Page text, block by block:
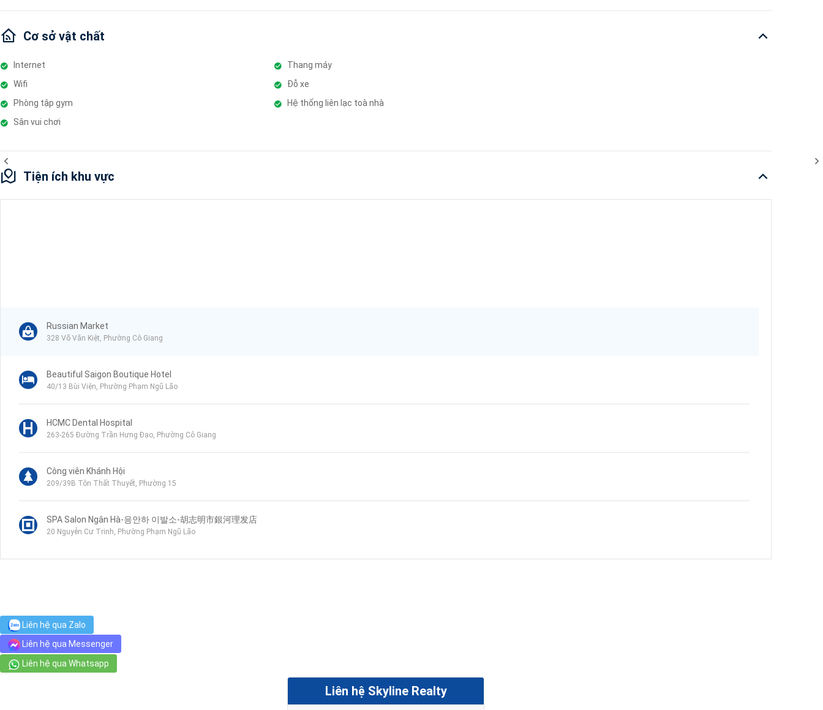
Cơ sở vật chất
Internet
Thang máy
Wifi
Đỗ xe
Phòng tập gym
Hệ thống liên lạc toà nhà
Sân vui chơi
Tiện ích khu vực
Russian Market
328 Võ Văn Kiệt, Phường Cô Giang
Beautiful Saigon Boutique Hotel
40/13 Bùi Viện, Phường Phạm Ngũ Lão
HCMC Dental Hospital
263-265 Đường Trần Hưng Đạo, Phường Cô Giang
Công viên Khánh Hội
209/39B Tôn Thất Thuyết, Phường 15
SPA Salon Ngân Hà-응안하 이발소-胡志明市銀河理发店
20 Nguyễn Cư Trinh, Phường Phạm Ngũ Lão
Chợ Dân Sinh
94 Nguyễn Thái Bình, Phường Nguyễn Thái Bình
jm nail - 제이엠 네일
Liên hệ qua Zalo
Liên hệ qua Messenger
Liên hệ qua Whatsapp
Liên hệ Skyline Realty